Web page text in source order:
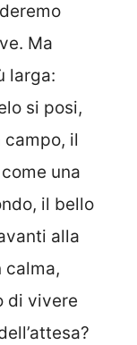
Ma
larga:
si posi,
il
una
il bello
alla
calma,
di vivere